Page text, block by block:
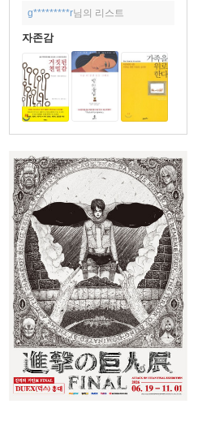
g*********r님의 리스트
자존감